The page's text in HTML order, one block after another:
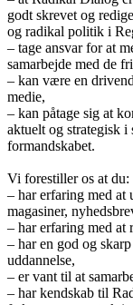
godt skrevet og
og radikal politik i
– tage ansvar for at
samarbejde med de
– kan være en
medie,
– kan påtage sig at
aktuelt og strategisk i
formandskabet.
Vi forestiller os at du:
– har erfaring med at
magasiner,
– har erfaring med at
– har en god og
uddannelse,
– er vant til at
– har kendskab til